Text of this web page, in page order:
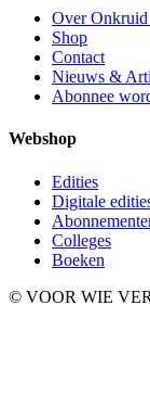
Over
Shop
Contact
Nieuws &
Abonnee
Webshop
Edities
Digitale
Colleges
Boeken
© VOOR WIE